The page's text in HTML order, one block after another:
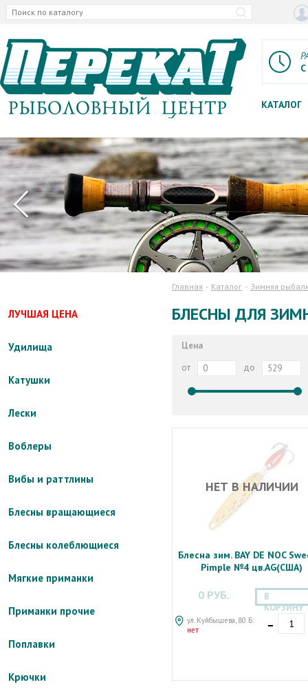
КАТАЛОГ
ЛУЧШАЯ ЦЕНА
Удилища
Катушки
Лески
Воблеры
Вибы и раттлины
Блесны вращающиеся
Блесны колеблющиеся
Мягкие приманки
Приманки прочие
Поплавки
Крючки
Главная Каталог Зимняя
БЛЕСНЫ ДЛЯ
Цена
от
до
НЕТ В НАЛИЧИИ
Блесна зим. BAY DE NOC
Pimple №4 цв.AG(США)
0 РУБ.
ул. Куйбышева, 80 Б:
нет
В
КОРЗИНУ
-